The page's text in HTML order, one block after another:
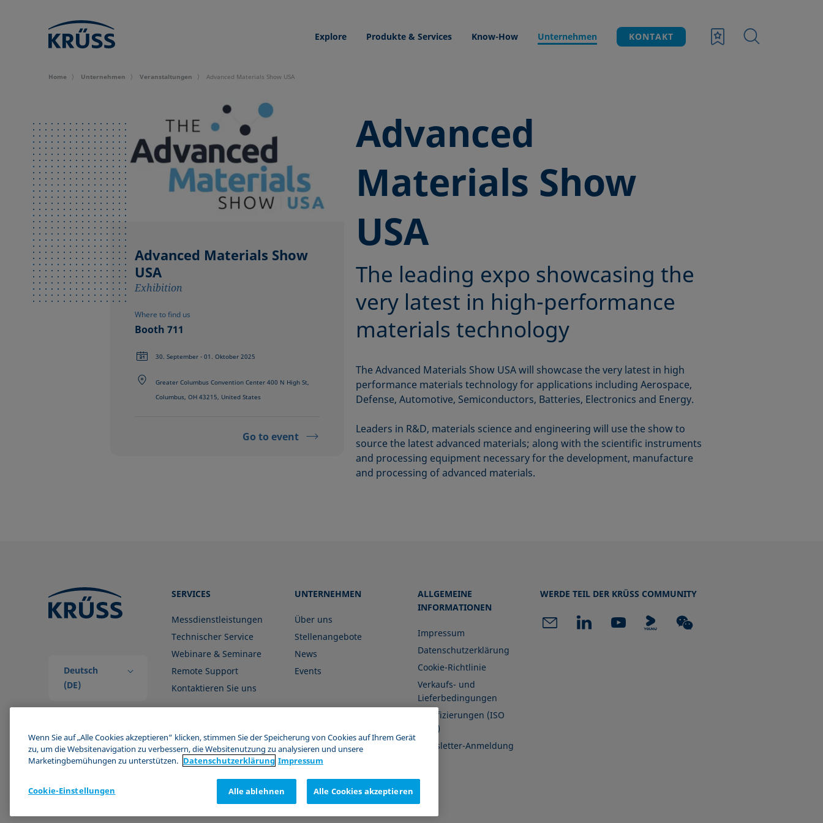
Explore Produkte & Services Know-How Unternehmen KONTAKT
Home Unternehmen Veran­staltungen Advanced Materials Show USA
Advanced Materials Show
USA
Exhibition
Where to find us
Booth 711
30. September - 01. Oktober 2025
Greater Columbus Convention Center 400 N High St,
Columbus, OH 43215, United States
Go to event
Advanced
Materials Show
USA
The leading expo showcasing the
very latest in high-performance
materials technology
The Advanced Materials Show USA will showcase the very latest in high
performance materials technology for applications including Aerospace,
Defense, Automotive, Semiconductors, Batteries, Electronics and Energy.
Leaders in R&D, materials science and engineering will use the show to
source the latest advanced materials; along with the scientific instruments
and processing equipment necessary for the development, manufacture
and processing of advanced materials.
Deutsch
(DE)
SERVICES
Messdienstleistungen
Technischer Service
Webinare & Seminare
Remote Support
Kontaktieren Sie uns
UNTERNEHMEN
Über uns
Stellenangebote
News
Events
ALLGEMEINE
INFORMATIONEN
Impressum
Datenschutzerklärung
Cookie-Richtlinie
Verkaufs- und
Lieferbedingungen
Zertifizierungen (ISO
9001)
Newsletter-Anmeldung
WERDE TEIL DER KRÜSS COMMUNITY
Wenn Sie auf „Alle Cookies akzeptieren“ klicken, stimmen Sie der Speicherung von Cookies auf Ihrem Gerät
zu, um die Websitenavigation zu verbessern, die Websitenutzung zu analysieren und unsere
Marketingbemühungen zu unterstützen. Datenschutz­erklärung Impressum
Alle ablehnen Alle Cookies akzeptieren
Cookie-Einstellungen